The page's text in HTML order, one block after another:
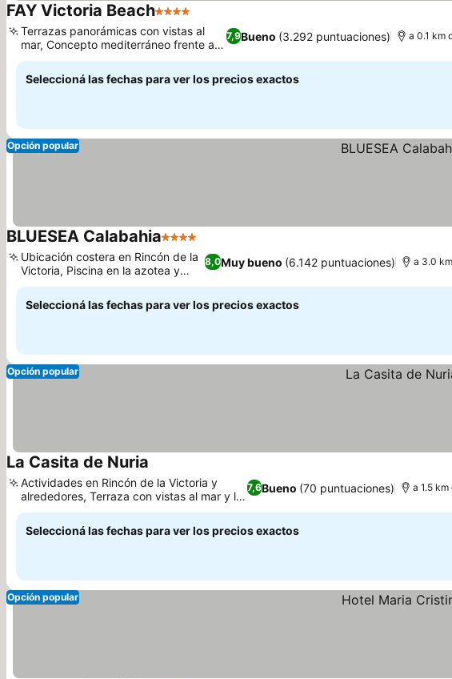
FAY Victoria Beach4 Estrellas
7,9Bueno (3.292 puntuaciones)
Terrazas panorámicas con vistas al
mar, Concepto mediterráneo frente a la
playa
a 0.1 km
Seleccioná las fechas para ver los precios exactos
Opción popular
BLUESEA Calabahia4 Estrellas
8,0Muy bueno (6.142 puntuaciones)
Ubicación costera en Rincón de la
Victoria, Piscina en la azotea y
solárium
a 3.0
Seleccioná las fechas para ver los precios exactos
Opción popular
La Casita de Nuria
7,6Bueno (70 puntuaciones)
Actividades en Rincón de la Victoria y
alrededores, Terraza con vistas al mar y la
montaña
a 1.5
Seleccioná las fechas para ver los precios exactos
Opción popular